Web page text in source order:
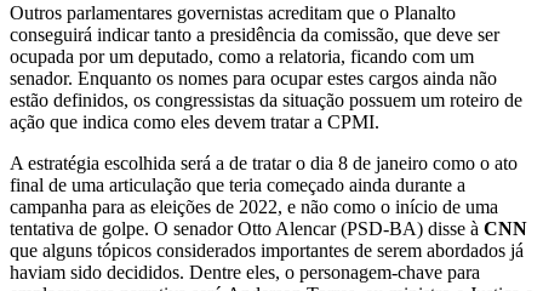
Outros parlamentares governistas acreditam que o Planalto
conseguirá indicar tanto a presidência da comissão, que deve ser
ocupada por um deputado, como a relatoria, ficando com um
senador. Enquanto os nomes para ocupar estes cargos ainda não
estão definidos, os congressistas da situação possuem um roteiro de
ação que indica como eles devem tratar a CPMI.
A estratégia escolhida será a de tratar o dia 8 de janeiro como o ato
final de uma articulação que teria começado ainda durante a
campanha para as eleições de 2022, e não como o início de uma
tentativa de golpe. O senador Otto Alencar (PSD-BA) disse à CNN
que alguns tópicos considerados importantes de serem abordados já
haviam sido decididos. Dentre eles, o personagem-chave para